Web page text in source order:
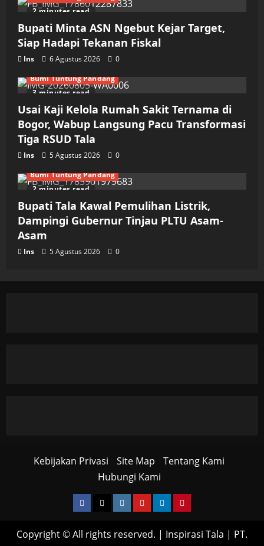
2 minutes read
Bupati Minta ASN Ngebut Kejar Target,
Siap Hadapi Tekanan Fiskal
Ins 6 Agustus 2026 0
3 minutes read
Bumi Tuntung Pandang
Usai Kaji Kelola Rumah Sakit Ternama di
Bogor, Wabup Langsung Pacu Transformasi
Tiga RSUD Tala
Ins 5 Agustus 2026 0
2 minutes read
Bumi Tuntung Pandang
Bupati Tala Kawal Pemulihan Listrik,
Dampingi Gubernur Tinjau PLTU Asam-
Asam
Ins 5 Agustus 2026 0
Kebijakan Privasi Site Map
Tentang Kami
Hubungi Kami
Facebook
TwitterInstagram
YouTubeLinkedInPinterest
Copyright © All rights reserved. | Inspirasi Tala | PT.